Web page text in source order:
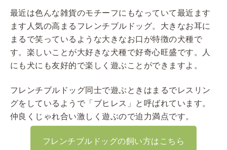
最近は色んな雑貨のモチーフにもなっていて最近ます
ます人気の高まるフレンチブルドッグ。大きなお耳に
まるで笑っているような大きなお口が特徴の犬種で
す。楽しいことが大好きな犬種で好奇心旺盛です。人
にも犬にも友好的で楽しく遊ぶことができますよ。
フレンチブルドッグ同士で遊ぶときはまるでレスリン
グをしているようで「ブヒレス」と呼ばれています。
仲良くじゃれ合い激しく遊ぶので迫力満点です。
フレンチブルドッグの飼い方はこちら